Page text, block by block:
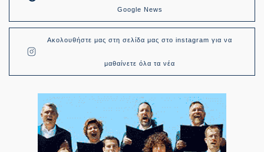
Google News
Ακολουθήστε μας στη σελίδα μας στο instagram για να
μαθαίνετε όλα τα νέα